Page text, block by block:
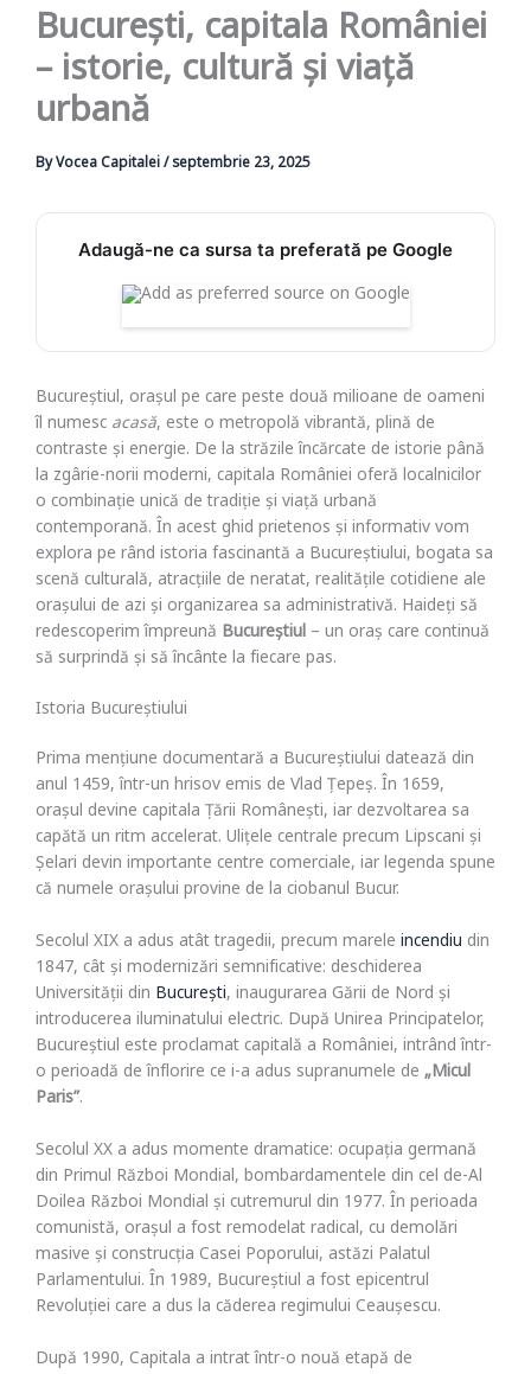
București, capitala României
– istorie, cultură și viață
urbană
ByVocea Capitalei/septembrie 23, 2025
Adaugă-ne ca sursa ta preferată pe Google
Bucureștiul, orașul pe care peste două milioane de oameni
îl numesc acasă, este o metropolă vibrantă, plină de
contraste și energie. De la străzile încărcate de istorie până
la zgârie-norii moderni, capitala României oferă localnicilor
o combinație unică de tradiție și viață urbană
contemporană. În acest ghid prietenos și informativ vom
explora pe rând istoria fascinantă a Bucureștiului, bogata sa
scenă culturală, atracțiile de neratat, realitățile cotidiene ale
orașului de azi și organizarea sa administrativă. Haideți să
redescoperim împreună Bucureștiul – un oraș care continuă
să surprindă și să încânte la fiecare pas.
Istoria Bucureștiului
Prima mențiune documentară a Bucureștiului datează din
anul 1459, într-un hrisov emis de Vlad Țepeș. În 1659,
orașul devine capitala Țării Românești, iar dezvoltarea sa
capătă un ritm accelerat. Ulițele centrale precum Lipscani și
Șelari devin importante centre comerciale, iar legenda spune
că numele orașului provine de la ciobanul Bucur.
Secolul XIX a adus atât tragedii, precum marele incendiu din
1847, cât și modernizări semnificative: deschiderea
Universității din București, inaugurarea Gării de Nord și
introducerea iluminatului electric. După Unirea Principatelor,
Bucureștiul este proclamat capitală a României, intrând într-
o perioadă de înflorire ce i-a adus supranumele de „Micul
Paris”.
Secolul XX a adus momente dramatice: ocupația germană
din Primul Război Mondial, bombardamentele din cel de-Al
Doilea Război Mondial și cutremurul din 1977. În perioada
comunistă, orașul a fost remodelat radical, cu demolări
masive și construcția Casei Poporului, astăzi Palatul
Parlamentului. În 1989, Bucureștiul a fost epicentrul
Revoluției care a dus la căderea regimului Ceaușescu.
După 1990, Capitala a intrat într-o nouă etapă de